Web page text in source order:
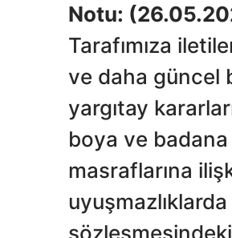
Notu:
Tarafımıza
ve daha güncel
yargıtay
boya ve badana
masraflarına